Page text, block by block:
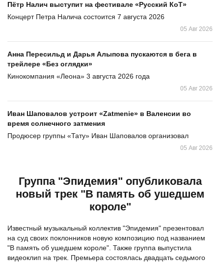
Пётр Налич выступит на фестивале «Русский КоТ»
Концерт Петра Налича состоится 7 августа 2026
05 Авг 2026
Анна Пересильд и Дарья Алыпова пускаются в бега в
трейлере «Без оглядки»
Кинокомпания «Леона» 3 августа 2026 года
05 Авг 2026
Иван Шаповалов устроит «Zatmenie» в Валенсии во
время солнечного затмения
Продюсер группы «Тату» Иван Шаповалов организовал
05 Авг 2026
Группа "Эпидемия" опубликовала
новый трек "В память об ушедшем
короле"
Известный музыкальный коллектив "Эпидемия" презентовал
на суд своих поклонников новую композицию под названием
"В память об ушедшем короле". Также группа выпустила
видеоклип на трек. Премьера состоялась двадцать седьмого